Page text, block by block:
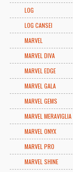
LOG
LOG CANSEI
MARVEL
MARVEL DIVA
MARVEL EDGE
MARVEL GALA
MARVEL GEMS
MARVEL MERAVIGLIA
MARVEL ONYX
MARVEL PRO
MARVEL SHINE